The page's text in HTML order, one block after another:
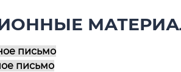
письмо
письмо